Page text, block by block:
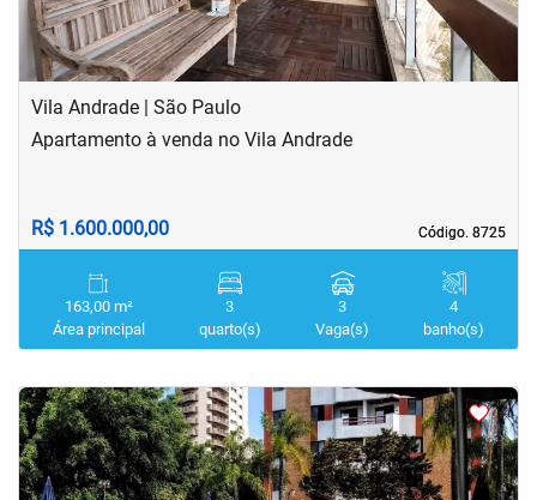
Vila Andrade | São Paulo
Código. 8725
Código. 8725
Apartamento à venda no Vila Andrade
R$ 1.600.000,00
163,00 m²
Área principal
3
quarto(s)
3
Vaga(s)
4
banho(s)
<<<<